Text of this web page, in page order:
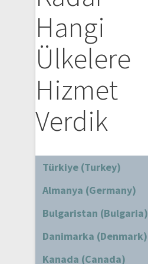
Hangi
Ülkelere
Hizmet
Verdik
Türkiye (Turkey)
Almanya (Germany)
Bulgaristan (Bulgaria)
Danimarka (Denmark)
Kanada (Canada)